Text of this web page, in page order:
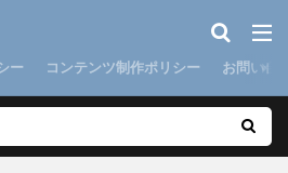
ー コンテンツ制作ポリシー お問い合